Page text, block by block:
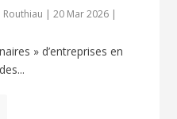
|20 Mar 2026 |
» d’entreprises en